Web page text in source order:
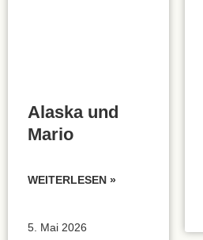
Alaska und
Mario
WEITERLESEN »
5. Mai 2026